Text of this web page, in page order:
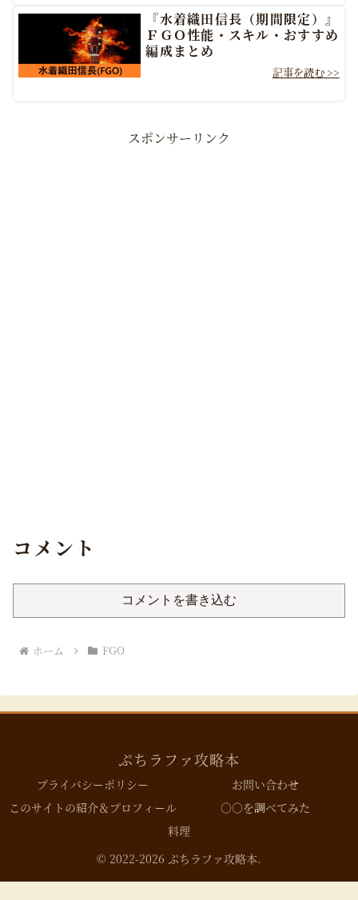
『水着織田信長（期間限定）』
ＦＧＯ性能・スキル・おすすめ
編成まとめ
スポンサーリンク
コメント
コメントを書き込む
ホーム FGO
ぷちラファ攻略本
プライバシーポリシー
お問い合わせ
このサイトの紹介＆プロフィール
○○を調べてみた
料理
© 2022-2026 ぷちラファ攻略本.